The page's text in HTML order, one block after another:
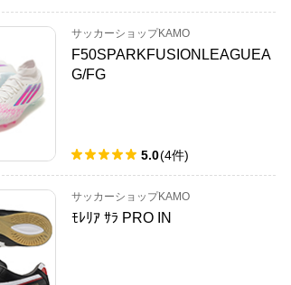
サッカーショップKAMO
F50SPARKFUSIONLEAGUEA
G/FG
5.0(4件)
サッカーショップKAMO
ﾓﾚﾘｱ ｻﾗ PRO IN